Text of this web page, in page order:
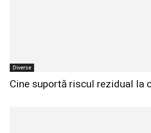
Diverse
Cine suportă riscul rezidual la